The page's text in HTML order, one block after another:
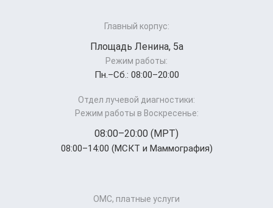
Главный корпус:
Площадь Ленина, 5а
Режим работы:
Пн.–Cб.: 08:00–20:00
Отдел лучевой диагностики:
Режим работы в Воскресенье:
08:00–20:00 (МРТ)
08:00–14:00 (МСКТ и Маммография)
ОМС, платные услуги